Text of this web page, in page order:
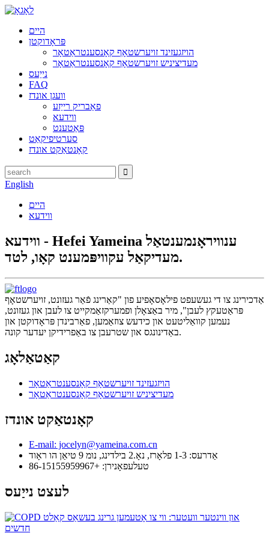
היים
פּראָדוקטן
הויזגעזינד זויערשטאָף קאָנסענטראַטאָר
מעדיציניש זויערשטאָף קאָנסענטראַטאָר
נייַעס
FAQ
וועגן אונדז
פאַבריק רייַזע
ווידעא
פּאַטענט
סערטיפיקאַט
קאָנטאַקט אונדז
English
היים
ווידעא
ווידעא - Hefei Yameina ענוויראָנמענטאַל
מעדיקאַל עקוויפּמענט קאָו, לטד.
אַדכירינג צו די געשעפט פילאָסאָפיע פון ​​"קאַרינג פֿאַר געזונט, זויערשטאָף
פּראַטעקץ לעבן", מיר באַצאָלן ופמערקזאַמקייט צו לעבן און געזונט,
נעמען קוואַליטעט און כידעש צוזאַמען, פאַרבינדן פּראָדוקטן און
באַדינונגס און שטרעבן צו באַפרידיקן יעדער קונה.
קאַטאַלאָג
הויזגעזינד זויערשטאָף קאָנסענטראַטאָר
מעדיציניש זויערשטאָף קאָנסענטראַטאָר
קאָנטאַקט אונדז
E-mail: jocelyn@yameina.com.cn
אַדרעס: 1-3 פלאָרז, נאָ.2 בילדינג, נומ 9 טיאַן הו ראָוד
טעלעפאָנירן: +86-15155959967
לעצט נייַעס